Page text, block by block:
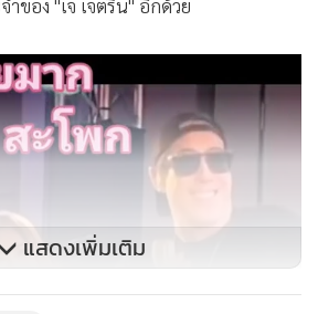
ของ "เจ เจตริน" อีกด้วย
แสดงเพิ่มเติม